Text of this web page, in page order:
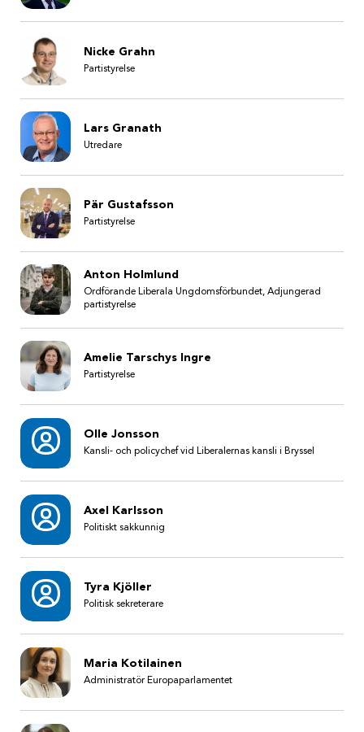
Nicke Grahn
Partistyrelse
Lars Granath
Utredare
Pär Gustafsson
Partistyrelse
Anton Holmlund
Ordförande Liberala Ungdomsförbundet, Adjungerad
partistyrelse
Amelie Tarschys Ingre
Partistyrelse
Olle Jonsson
Kansli- och policychef vid Liberalernas kansli i Bryssel
Axel Karlsson
Politiskt sakkunnig
Tyra Kjöller
Politisk sekreterare
Maria Kotilainen
Administratör Europaparlamentet